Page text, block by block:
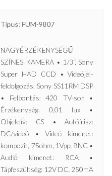
Típus: FUM-9807
NAGYÉRZÉKENYSÉGŰ
SZÍNES KAMERA • 1/3”, Sony
Super HAD CCD • Videójel-
feldolgozás: Sony SS11RM DSP
• Felbontás: 420 TV-sor •
Érzékenység: 0,01 lux •
Objektív: CS • Autóírisz:
DC/videó • Videó kimenet:
kompozit, 75ohm, 1Vpp, BNC •
Audió kimenet: RCA •
Tápfeszültség: 12V DC, 250mA